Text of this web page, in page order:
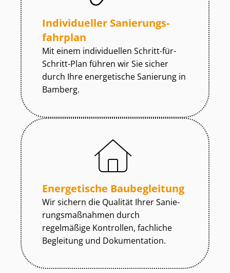
Individueller Sa­nie­rungs­
fahr­plan
Mit einem individuellen Schritt-für-
Schritt-Plan führen wir Sie sicher
durch Ihre energetische Sanierung in
Bamberg.
Energetische Baubegleitung
Wir sichern die Qualität Ihrer Sa­nie­
rungs­maß­nah­men durch
regelmäßige Kontrollen, fachliche
Begleitung und Dokumentation.